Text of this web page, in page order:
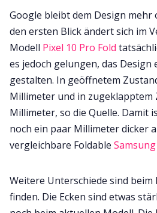
Google bleibt dem Design
den ersten Blick ändert sich im
Modell Pixel 10 Pro Fold
es jedoch gelungen, das Design
gestalten. In geöffnetem
Millimeter und in zugeklapptem
Millimeter, so die Quelle. Damit
noch ein paar Millimeter dicker
vergleichbare Foldable
Weitere Unterschiede sind beim
finden. Die Ecken sind etwas